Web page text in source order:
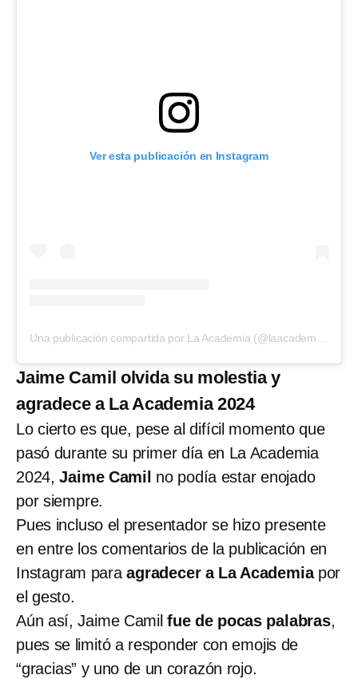
Ver esta publicación en Instagram
Una publicación compartida por La Academia (@laacademiatv)
Jaime Camil olvida su molestia y
agradece a La Academia 2024
Lo cierto es que, pese al difícil momento que
pasó durante su primer día en La Academia
2024,Jaime Camil no podía estar enojado
por siempre.
Pues incluso el presentador se hizo presente
en entre los comentarios de la publicación en
Instagram paraagradecer a La Academiapor
el gesto.
Aún así, Jaime Camilfue de pocas palabras,
pues se limitó a responder con emojis de
“gracias” y uno de un corazón rojo.